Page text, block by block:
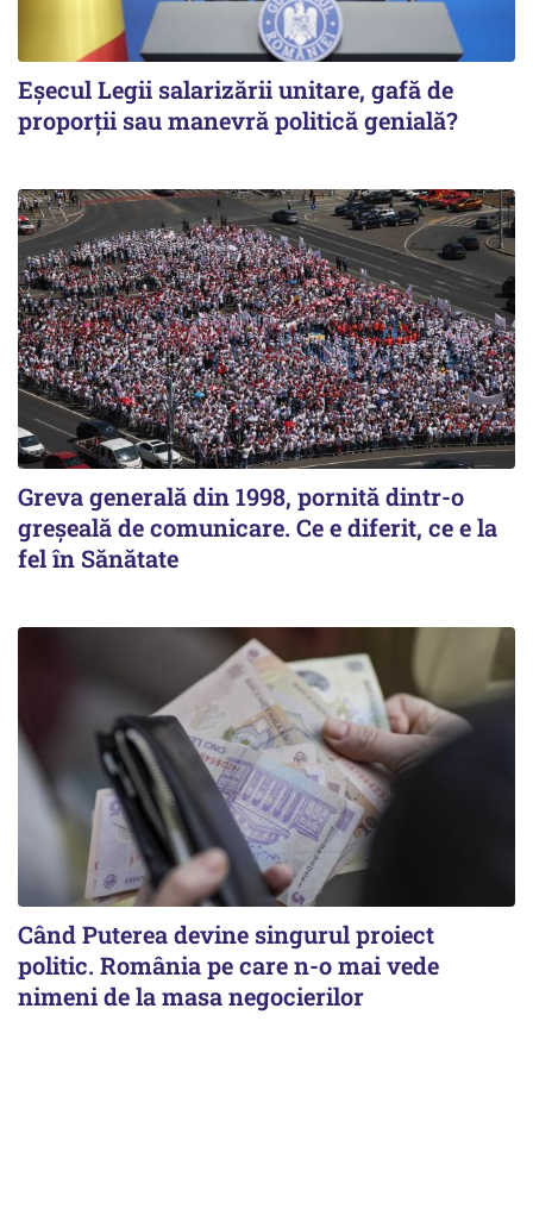
Eșecul Legii salarizării unitare, gafă de
proporții sau manevră politică genială?
Greva generală din 1998, pornită dintr-o
greșeală de comunicare. Ce e diferit, ce e la
fel în Sănătate
Când Puterea devine singurul proiect
politic. România pe care n-o mai vede
nimeni de la masa negocierilor